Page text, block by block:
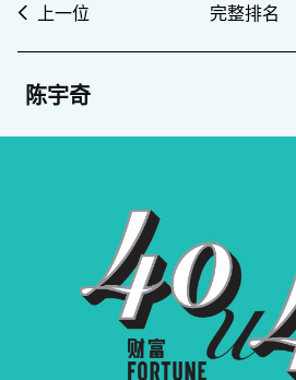
上一位 完整排名
陈宇奇